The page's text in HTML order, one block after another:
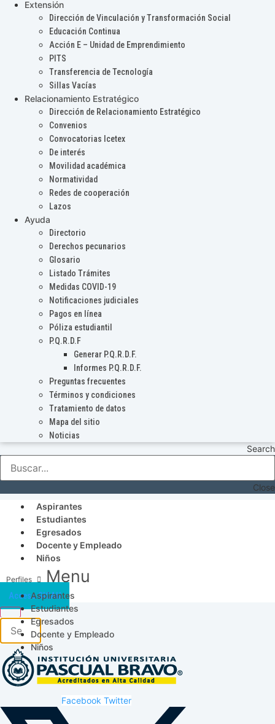
Extensión
Dirección de Vinculación y Transformación Social
Educación Continua
Acción E – Unidad de Emprendimiento
PITS
Transferencia de Tecnología
Sillas Vacías
Relacionamiento Estratégico
Dirección de Relacionamiento Estratégico
Convenios
Convocatorias Icetex
De interés
Movilidad académica
Normatividad
Redes de cooperación
Lazos
Ayuda
Directorio
Derechos pecunarios
Glosario
Listado Trámites
Medidas COVID-19
Notificaciones judiciales
Pagos en línea
Póliza estudiantil
P.Q.R.D.F
Generar P.Q.R.D.F.
Informes P.Q.R.D.F.
Preguntas frecuentes
Términos y condiciones
Tratamiento de datos
Mapa del sitio
Noticias
Search
Close
Aspirantes
Estudiantes
Egresados
Docente y Empleado
Niños
Menu
Aspirantes
Estudiantes
Egresados
Docente y Empleado
Niños
Acceso SICAU
Facebook Twitter